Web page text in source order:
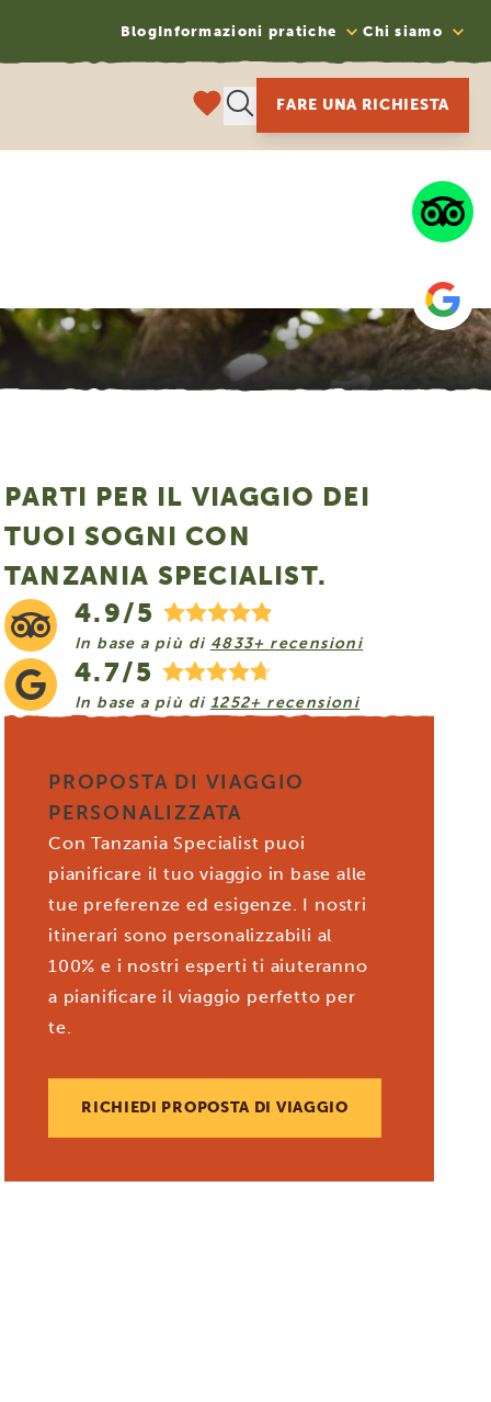
BlogInformazioni pratiche Chi siamo
FARE UNA RICHIESTA
PARTI PER IL VIAGGIO DEI
TUOI SOGNI CON
TANZANIA SPECIALIST.
4.9/5
In base a più di 4833+ recensioni
4.7/5
In base a più di 1252+ recensioni
PROPOSTA DI VIAGGIO
PERSONALIZZATA
Con Tanzania Specialist puoi
pianificare il tuo viaggio in base alle
tue preferenze ed esigenze. I nostri
itinerari sono personalizzabili al
100% e i nostri esperti ti aiuteranno
a pianificare il viaggio perfetto per
te.
RICHIEDI PROPOSTA DI VIAGGIO